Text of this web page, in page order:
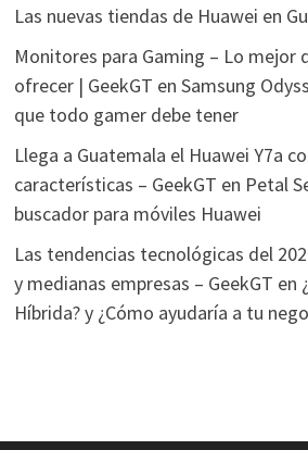
Las nuevas tiendas de Huawei en
Monitores para Gaming – Lo mejor
ofrecer | GeekGT en Samsung
que todo gamer debe tener
Llega a Guatemala el Huawei Y7a
características – GeekGT en Petal
buscador para móviles Huawei
Las tendencias tecnológicas del
y medianas empresas – GeekGT en
Híbrida? y ¿Cómo ayudaría a tu